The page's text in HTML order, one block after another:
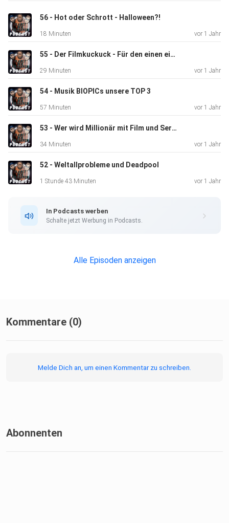
56 - Hot oder Schrott - Halloween?!
18 Minuten vor 1 Jahr
55 - Der Filmkuckuck - Für den einen eine Feier für den anderen nur Gereier
29 Minuten vor 1 Jahr
54 - Musik BIOPICs unsere TOP 3
57 Minuten vor 1 Jahr
53 - Wer wird Millionär mit Film und Serienquiz
34 Minuten vor 1 Jahr
52 - Weltallprobleme und Deadpool
1 Stunde 43 Minuten vor 1 Jahr
In Podcasts werben
Schalte jetzt Werbung in Podcasts.
Alle Episoden anzeigen
Kommentare (0)
Melde Dich an, um einen Kommentar zu schreiben.
Abonnenten